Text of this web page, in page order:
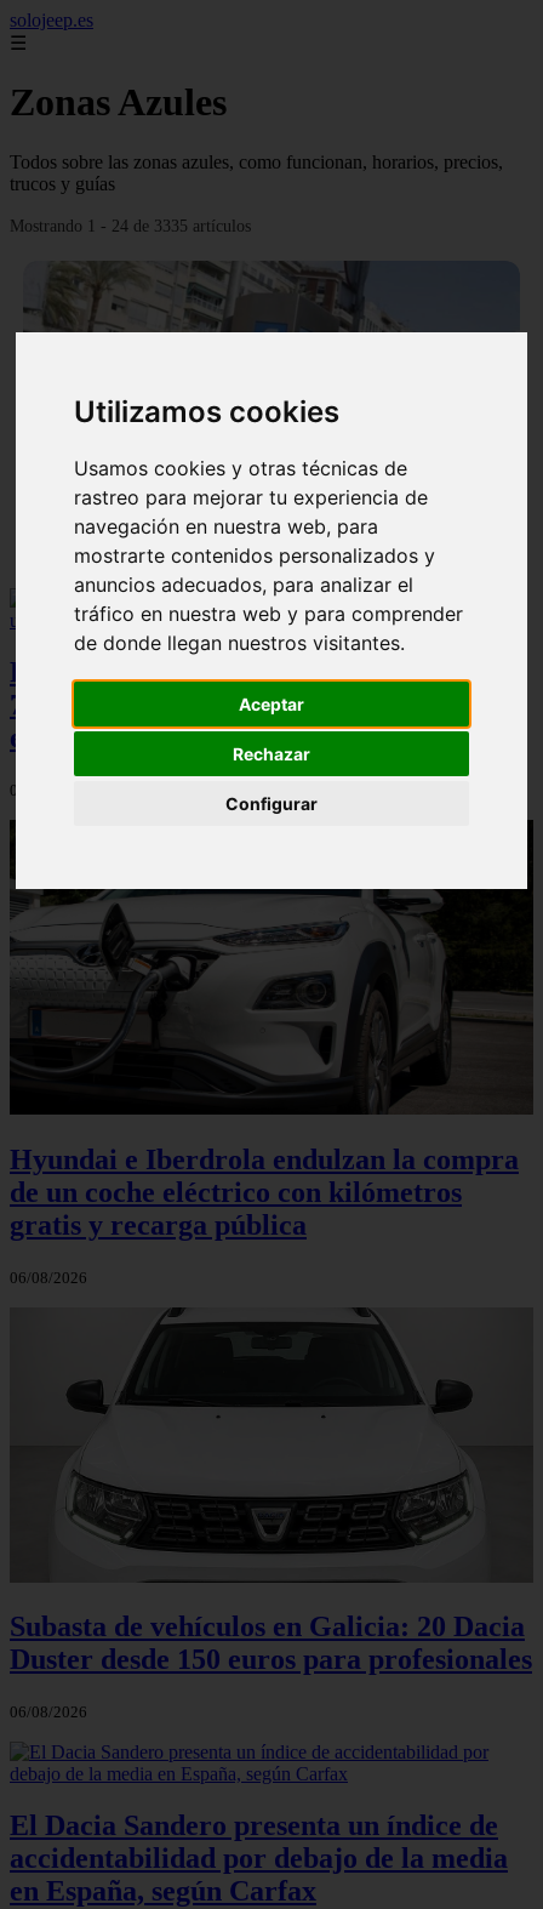
Utilizamos cookies
Usamos cookies y otras técnicas de
rastreo para mejorar tu experiencia de
navegación en nuestra web, para
mostrarte contenidos personalizados y
anuncios adecuados, para analizar el
tráfico en nuestra web y para comprender
de donde llegan nuestros visitantes.
Aceptar
Rechazar
Configurar
solojeep.es
☰
Zonas Azules
Todos sobre las zonas azules, como funcionan, horarios, precios,
trucos y guías
Mostrando 1 - 24 de 3335 artículos
▷ Zona Azul Córdoba 《 Horarios y Tarifas 2024 》
Peugeot acelera en el mercado español:
7.062 matriculaciones y un 5,9% de cuota
en julio
06/08/2026
Hyundai e Iberdrola endulzan la compra
de un coche eléctrico con kilómetros
gratis y recarga pública
06/08/2026
Subasta de vehículos en Galicia: 20 Dacia
Duster desde 150 euros para profesionales
06/08/2026
El Dacia Sandero presenta un índice de
accidentabilidad por debajo de la media
en España, según Carfax